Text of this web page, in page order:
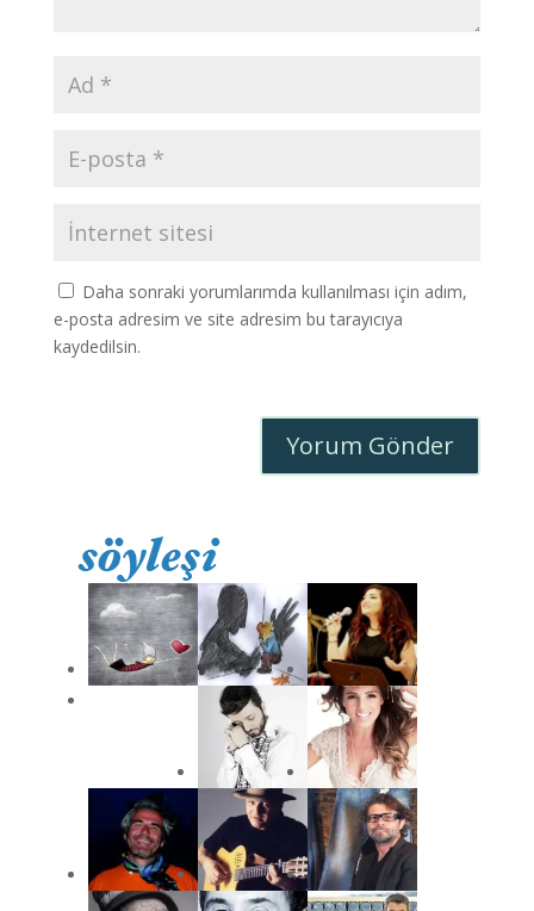
Daha sonraki yorumlarımda kullanılması için adım,
e-posta adresim ve site adresim bu tarayıcıya
kaydedilsin.